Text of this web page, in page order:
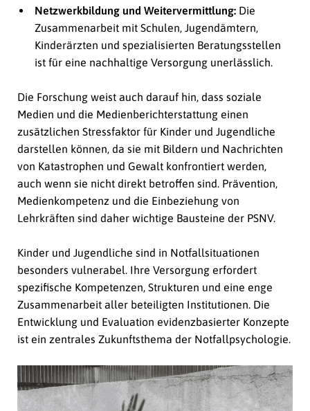
Netzwerkbildung und Weitervermittlung: Die
Zusammenarbeit mit Schulen, Jugendämtern,
Kinderärzten und spezialisierten Beratungsstellen
ist für eine nachhaltige Versorgung unerlässlich.
Die Forschung weist auch darauf hin, dass soziale
Medien und die Medienberichterstattung einen
zusätzlichen Stressfaktor für Kinder und Jugendliche
darstellen können, da sie mit Bildern und Nachrichten
von Katastrophen und Gewalt konfrontiert werden,
auch wenn sie nicht direkt betroffen sind. Prävention,
Medienkompetenz und die Einbeziehung von
Lehrkräften sind daher wichtige Bausteine der PSNV.
Kinder und Jugendliche sind in Notfallsituationen
besonders vulnerabel. Ihre Versorgung erfordert
spezifische Kompetenzen, Strukturen und eine enge
Zusammenarbeit aller beteiligten Institutionen. Die
Entwicklung und Evaluation evidenzbasierter Konzepte
ist ein zentrales Zukunftsthema der Notfallpsychologie.